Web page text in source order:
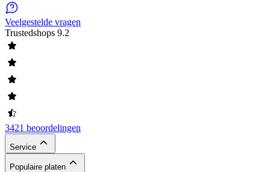
Veelgestelde vragen
Trustedshops 9.2
3421 beoordelingen
Service
Populaire platen